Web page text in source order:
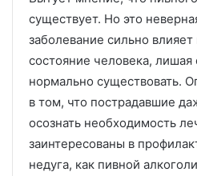
существует. Но это
заболевание сильно влияет
состояние человека,
нормально существовать.
в том, что пострадавшие
осознать необходимость
заинтересованы в
недуга, как пивной